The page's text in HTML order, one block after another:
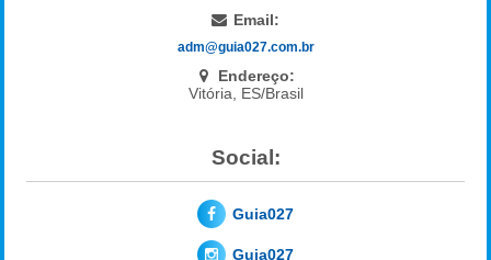
Email:
adm@guia027.com.br
Endereço:
Vitória, ES/Brasil
Social:
Guia027
Guia027